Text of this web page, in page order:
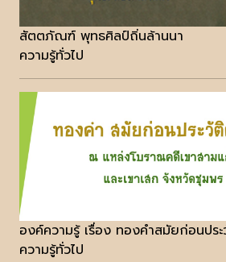
สัตตภัณฑ์ พุทธศิลป์ถิ่นล้านนา
ความรู้ทั่วไป
องค์ความรู้ เรื่อง ทองคำสมัยก่อนปร
ความรู้ทั่วไป